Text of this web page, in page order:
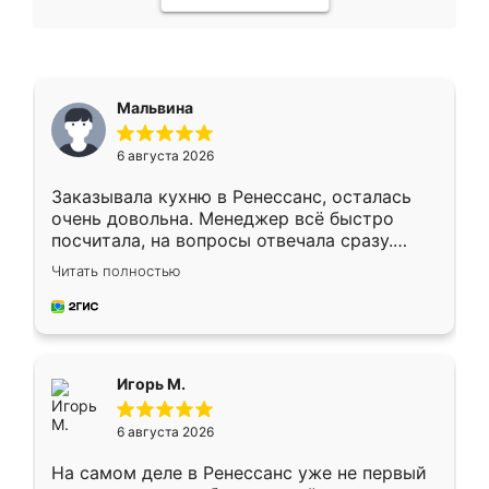
Мальвина
6 августа 2026
Заказывала кухню в Ренессанс, осталась
очень довольна. Менеджер всё быстро
посчитала, на вопросы отвечала сразу.
Замерщик приехал в субботу, подошёл к
делу со всей ответственностью. Собрали
за день, ребята работали аккуратно, даже
Читать полностью
Игорь М.
6 августа 2026
На самом деле в Ренессанс уже не первый